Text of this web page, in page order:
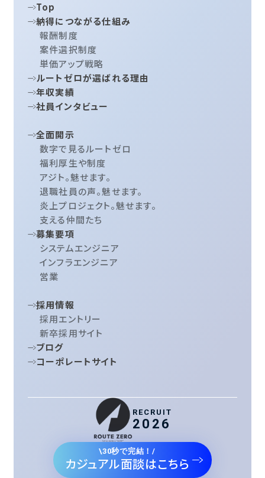
RECRUIT
2026
\30秒で完結！/
カジュアル面談はこちら
Top
納得につながる仕組み
報酬制度
案件選択制度
単価アップ戦略
ルートゼロが選ばれる理由
年収実績
社員インタビュー
全面開示
数字で見るルートゼロ
福利厚生や制度
アジト。魅せます。
退職社員の声。魅せます。
炎上プロジェクト。魅せます。
支える仲間たち
募集要項
システムエンジニア
インフラエンジニア
営業
採用情報
採用エントリー
新卒採用サイト
ブログ
コーポレートサイト